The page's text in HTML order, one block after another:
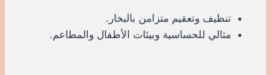
تنظيف وتعقيم متزامن بالبخار.
مثالي للحساسية وبيئات الأطفال والمطاعم.